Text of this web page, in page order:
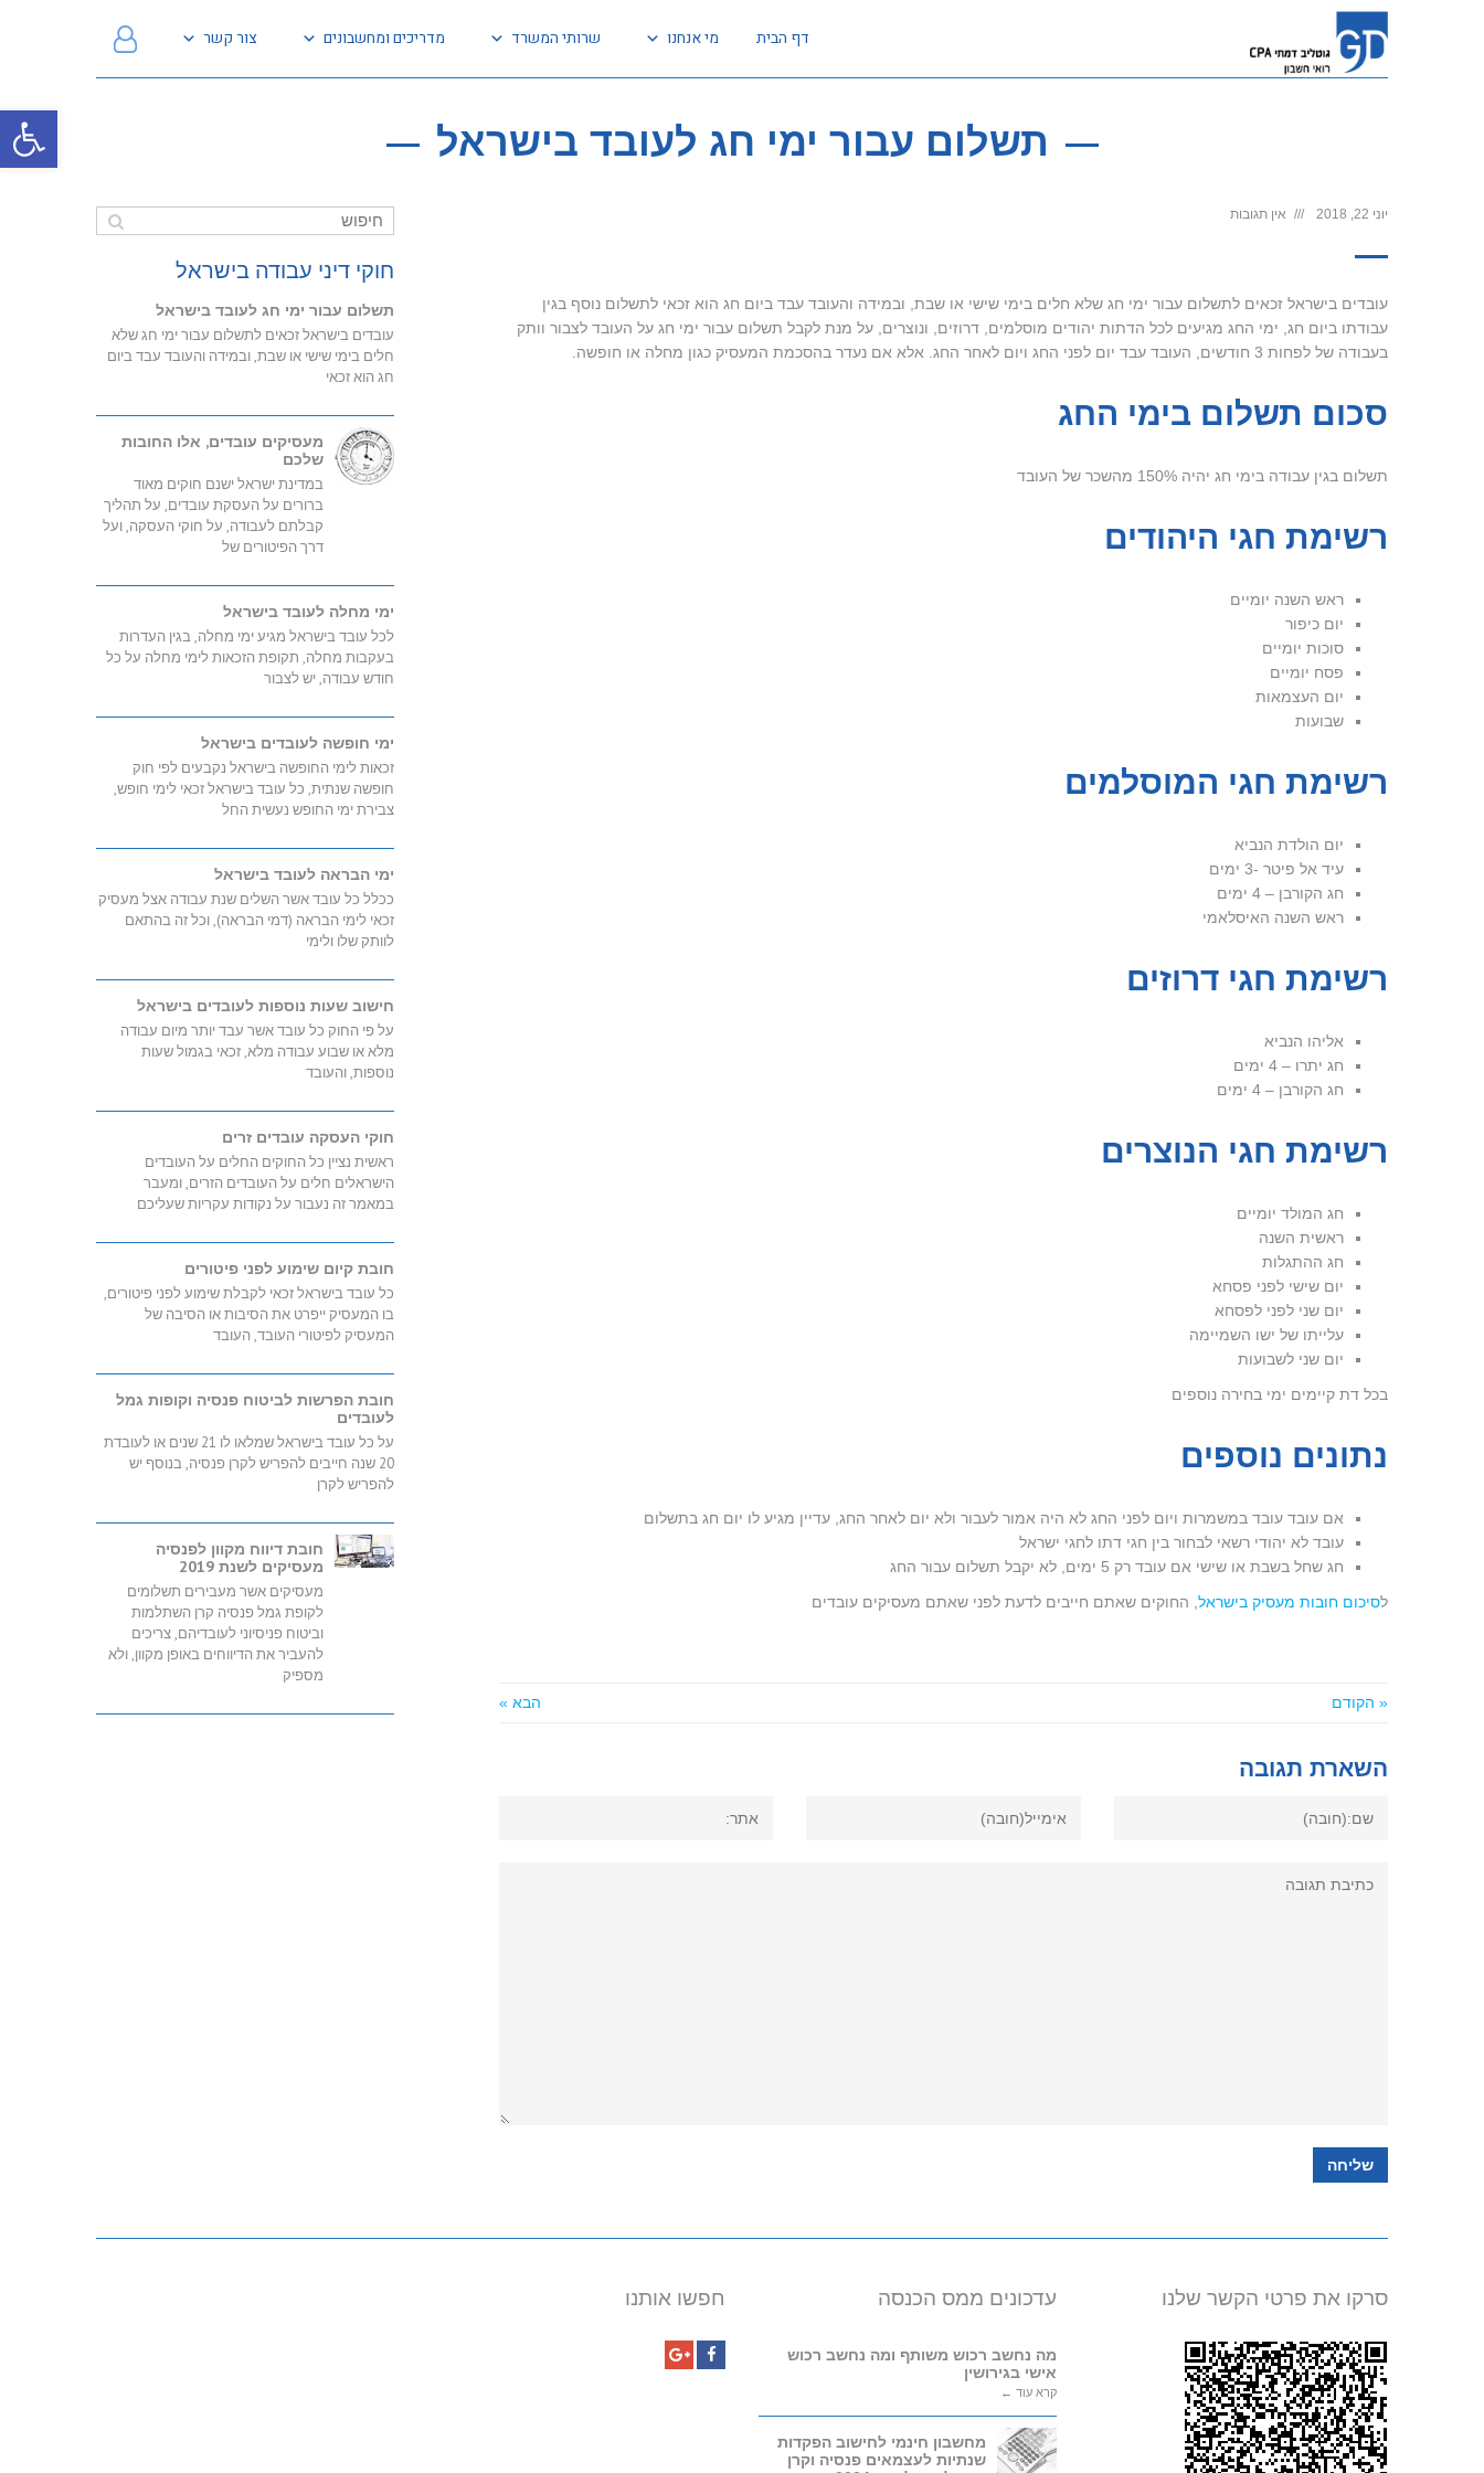
דף הבית מי אנחנו שרותי המשרד מדריכים ומחשבונים צור קשר
תשלום עבור ימי חג לעובד בישראל
יוני 22, 2018 אין תגובות
עובדים בישראל זכאים לתשלום עבור ימי חג שלא חלים בימי שישי או שבת, ובמידה והעובד עבד ביום חג הוא זכאי לתשלום נוסף בגין
עבודתו ביום חג, ימי החג מגיעים לכל הדתות יהודים מוסלמים, דרוזים, ונוצרים, על מנת לקבל תשלום עבור ימי חג על העובד לצבור וותק
בעבודה של לפחות 3 חודשים, העובד עבד יום לפני החג ויום לאחר החג. אלא אם נעדר בהסכמת המעסיק כגון מחלה או חופשה.
סכום תשלום בימי החג
תשלום בגין עבודה בימי חג יהיה 150% מהשכר של העובד
רשימת חגי היהודים
ראש השנה יומיים
יום כיפור
סוכות יומיים
פסח יומיים
יום העצמאות
שבועות
רשימת חגי המוסלמים
יום הולדת הנביא
עיד אל פיטר -3 ימים
חג הקורבן – 4 ימים
ראש השנה האיסלאמי
רשימת חגי דרוזים
אליהו הנביא
חג יתרו – 4 ימים
חג הקורבן – 4 ימים
רשימת חגי הנוצרים
חג המולד יומיים
ראשית השנה
חג ההתגלות
יום שישי לפני פסחא
יום שני לפני לפסחא
עלייתו של ישו השמיימה
יום שני לשבועות
בכל דת קיימים ימי בחירה נוספים
נתונים נוספים
אם עובד עובד במשמרות ויום לפני החג לא היה אמור לעבור ולא יום לאחר החג, עדיין מגיע לו יום חג בתשלום
עובד לא יהודי רשאי לבחור בין חגי דתו לחגי ישראל
חג שחל בשבת או שישי אם עובד רק 5 ימים, לא יקבל תשלום עבור החג
לסיכום חובות מעסיק בישראל , החוקים שאתם חייבים לדעת לפני שאתם מעסיקים עובדים
« הקודם הבא »
השארת תגובה
חוקי דיני עבודה בישראל
תשלום עבור ימי חג לעובד בישראל
עובדים בישראל זכאים לתשלום עבור ימי חג שלא
חלים בימי שישי או שבת, ובמידה והעובד עבד ביום
חג הוא זכאי
מעסיקים עובדים, אלו החובות
שלכם
במדינת ישראל ישנם חוקים מאוד
ברורים על העסקת עובדים, על תהליך
קבלתם לעבודה, על חוקי העסקה, ועל
דרך הפיטורים של
ימי מחלה לעובד בישראל
לכל עובד בישראל מגיע ימי מחלה, בגין העדרות
בעקבות מחלה, תקופת הזכאות לימי מחלה על כל
חודש עבודה, יש לצבור
ימי חופשה לעובדים בישראל
זכאות לימי החופשה בישראל נקבעים לפי חוק
חופשה שנתית, כל עובד בישראל זכאי לימי חופש,
צבירת ימי החופש נעשית החל
ימי הבראה לעובד בישראל
ככלל כל עובד אשר השלים שנת עבודה אצל מעסיק
זכאי לימי הבראה (דמי הבראה), וכל זה בהתאם
לוותק שלו ולימי
חישוב שעות נוספות לעובדים בישראל
על פי החוק כל עובד אשר עבד יותר מיום עבודה
מלא או שבוע עבודה מלא, זכאי בגמול שעות
נוספות, והעובד
חוקי העסקה עובדים זרים
ראשית נציין כל החוקים החלים על העובדים
הישראלים חלים על העובדים הזרים, ומעבר
במאמר זה נעבור על נקודות עקריות שעליכם
חובת קיום שימוע לפני פיטורים
כל עובד בישראל זכאי לקבלת שימוע לפני פיטורים,
בו המעסיק ייפרט את הסיבות או הסיבה של
המעסיק לפיטורי העובד, העובד
חובת הפרשות לביטוח פנסיה וקופות גמל
לעובדים
על כל עובד בישראל שמלאו לו 21 שנים או לעובדת
20 שנה חייבים להפריש לקרן פנסיה, בנוסף יש
להפריש לקרן
חובת דיווח מקוון לפנסיה
מעסיקים לשנת 2019
מעסיקים אשר מעבירים תשלומים
לקופת גמל פנסיה קרן השתלמות
וביטוח פניסיוני לעובדיהם, צריכים
להעביר את הדיווחים באופן מקוון, ולא
מספיק
סרקו את פרטי הקשר שלנו עדכונים ממס הכנסה
מה נחשב רכוש משותף ומה נחשב רכוש
אישי בגירושין
קרא עוד ←
מחשבון חינמי לחישוב הפקדות
שנתיות לעצמאים פנסיה וקרן
חפשו אותנו